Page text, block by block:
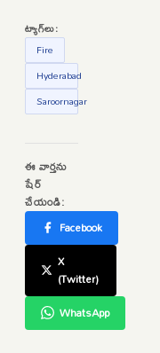
ట్యాగ్‌లు:
Fire
Hyderabad
Saroornagar
ఈ వార్తను
షేర్
చేయండి:
Facebook
X
(Twitter)
WhatsApp